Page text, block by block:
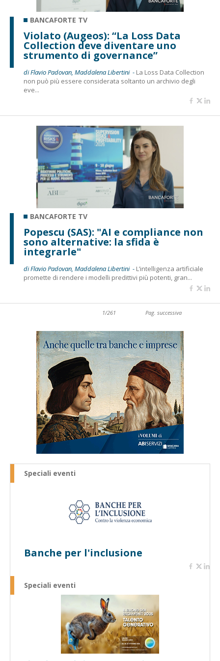
BANCAFORTE TV
Violato (Augeos): “La Loss Data
Collection deve diventare uno
strumento di governance”
di Flavio Padovan, Maddalena Libertini - La Loss Data Collection
non può più essere considerata soltanto un archivio degli
eve...
BANCAFORTE TV
Popescu (SAS): "AI e compliance non
sono alternative: la sfida è
integrarle"
di Flavio Padovan, Maddalena Libertini - L’intelligenza artificiale
promette di rendere i modelli predittivi più potenti, gran...
1/261 Pag. successiva
Speciali eventi
Banche per l'inclusione
Speciali eventi